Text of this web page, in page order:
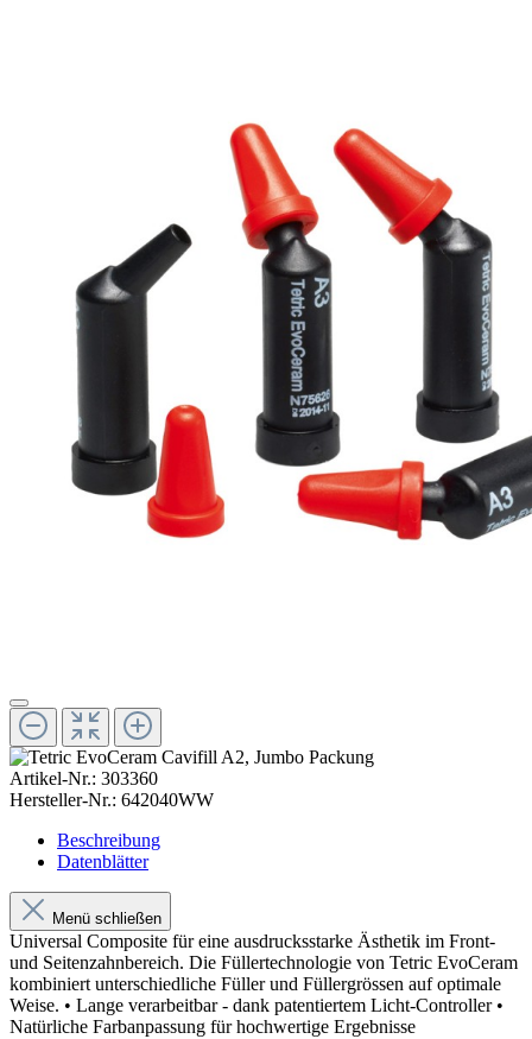
Artikel-Nr.: 303360
Hersteller-Nr.: 642040WW
Beschreibung
Datenblätter
Menü schließen
Universal Composite für eine ausdrucksstarke Ästhetik im Front-
und Seitenzahnbereich. Die Füllertechnologie von Tetric EvoCeram
kombiniert unterschiedliche Füller und Füllergrössen auf optimale
Weise. • Lange verarbeitbar - dank patentiertem Licht-Controller •
Natürliche Farbanpassung für hochwertige Ergebnisse